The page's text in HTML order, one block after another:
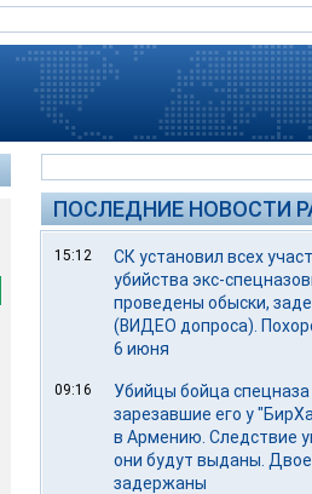
ПОСЛЕДНИЕ НОВОСТИ
15:12
СК установил всех
убийства экс-
проведены обыски,
(ВИДЕО допроса).
6 июня
09:16
Убийцы бойца спецназа
зарезавшие его у
в Армению. Следствие
они будут выданы.
задержаны